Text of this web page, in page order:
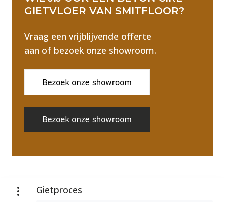
GIETVLOER VAN SMITFLOOR?
Vraag een vrijblijvende offerte
aan of bezoek onze showroom.
Gietproces